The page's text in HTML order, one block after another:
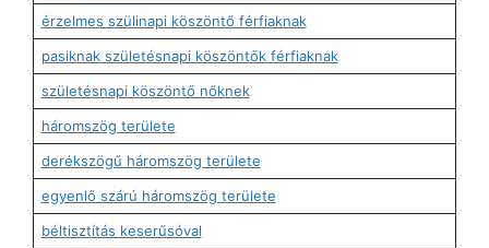
érzelmes szülinapi köszöntő férfiaknak
pasiknak születésnapi köszöntők férfiaknak
születésnapi köszöntő nőknek
háromszög területe
derékszögű háromszög területe
egyenlő szárú háromszög területe
béltisztítás keserűsóval